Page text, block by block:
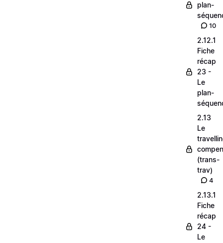
plan-
10
2.12.1
Fiche
récap
23 -
Le
plan-
2.13
Le
(trans-
trav)
4
2.13.1
Fiche
récap
24 -
Le